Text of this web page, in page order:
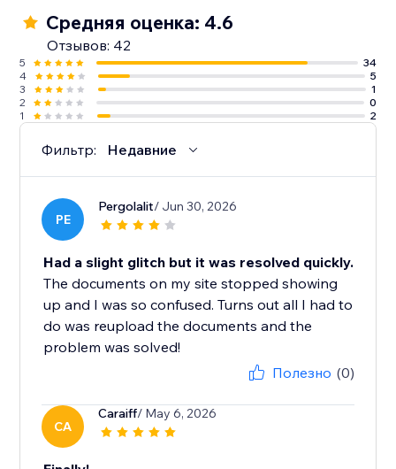
Средняя оценка: 4.6
Отзывов: 42
5
34
4
5
3
1
2
0
1
2
Фильтр: Недавние
PE
Pergolalit/ Jun 30, 2026
Had a slight glitch but it was resolved quickly.
The documents on my site stopped showing
up and I was so confused. Turns out all I had to
do was reupload the documents and the
problem was solved!
Полезно (0)
CA
Caraiff/ May 6, 2026